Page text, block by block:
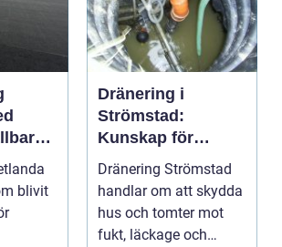
hus
blivit
Dränering i
Strömstad:
Kunskap för
tryggare
husgrunder
Dränering Strömstad
handlar om att skydda
hus och tomter mot
fukt, läckage och